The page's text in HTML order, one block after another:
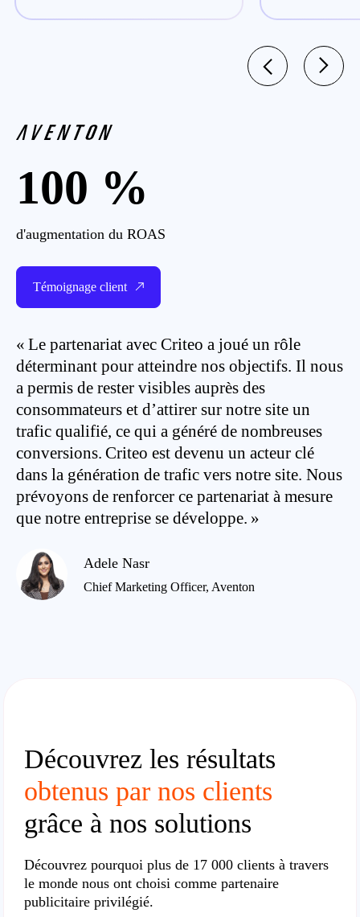
100 %
d'augmentation du ROAS
Témoignage client
« Le partenariat avec Criteo a joué un rôle
déterminant pour atteindre nos objectifs. Il nous
a permis de rester visibles auprès des
consommateurs et d’attirer sur notre site un
trafic qualifié, ce qui a généré de nombreuses
conversions. Criteo est devenu un acteur clé
dans la génération de trafic vers notre site. Nous
prévoyons de renforcer ce partenariat à mesure
que notre entreprise se développe. »
Adele Nasr
Chief Marketing Officer, Aventon
Découvrez les résultats
obtenus par nos clients
grâce à nos solutions
Découvrez pourquoi plus de 17 000 clients à travers
le monde nous ont choisi comme partenaire
publicitaire privilégié.